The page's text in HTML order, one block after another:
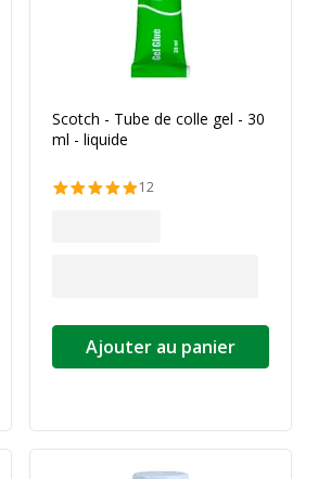
Scotch - Tube de colle gel - 30
ml - liquide
12
Ajouter au panier